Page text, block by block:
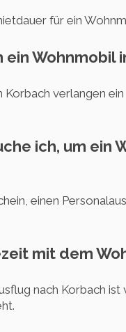
für ein
ein Wohnmobil
verlangen
ich, um ein
einen
mit dem
nach Korbach